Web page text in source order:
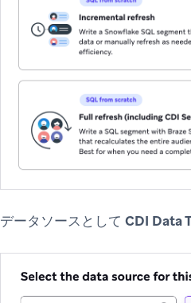
データソースとして CDI Data